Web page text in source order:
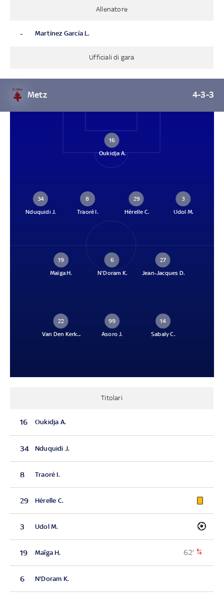
Allenatore
- Martínez García L.
Ufficiali di gara
Metz 4-3-3
16
Oukidja A.
34
Nduquidi J.
8
Traoré I.
29
Hérelle C.
3
Udol M.
19
Maïga H.
6
N'Doram K.
27
Jean-Jacques D.
22
Van Den Kerk...
99
Asoro J.
14
Sabaly C.
Titolari
16 Oukidja A.
34 Nduquidi J.
8 Traoré I.
29 Hérelle C.
3 Udol M.
19 Maïga H. 62'
6 N'Doram K.